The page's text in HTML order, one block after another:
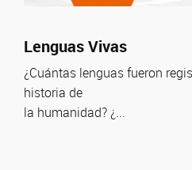
Lenguas Vivas
¿Cuántas lenguas fueron
historia de
la humanidad? ¿...